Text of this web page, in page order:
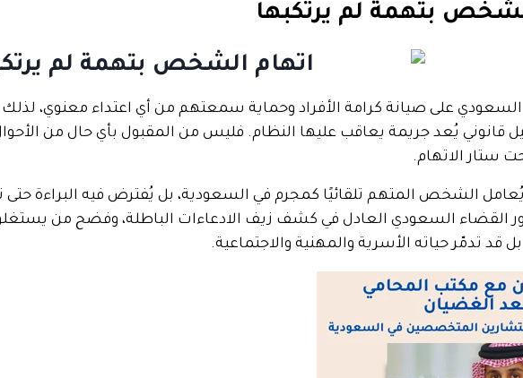
بتهمة لم يرتكبها
على صيانة كرامة الأفراد وحماية سمعتهم من أي اعتداء معنوي، لذلك
قانوني يُعد جريمة يعاقب عليها النظام. فليس من المقبول بأي حال من
ستار الاتهام.
يُعامل الشخص المتهم تلقائيًا كمجرم في السعودية، بل يُفترض فيه البراءة
القضاء السعودي العادل في كشف زيف الادعاءات الباطلة، وفضح من يستغلون
تدمّر حياته الأسرية والمهنية والاجتماعية.